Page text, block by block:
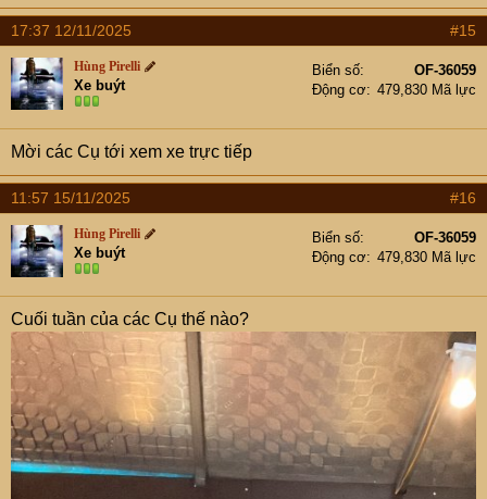
a
t
i
o
n
s
:
17:37 12/11/2025 #15
Hùng Pirelli
Xe buýt
Biển số
OF-36059
Động cơ
479,830 Mã lực
Mời các Cụ tới xem xe trực tiếp
11:57 15/11/2025 #16
Hùng Pirelli
Xe buýt
Biển số
OF-36059
Động cơ
479,830 Mã lực
Cuối tuần của các Cụ thế nào?